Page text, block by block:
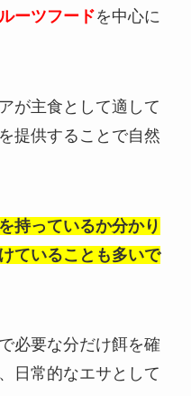
ーツフードを中心に
が主食として適して
提供することで自然
持っているか分かり
ていることも多いで
必要な分だけ餌を確
日常的なエサとして